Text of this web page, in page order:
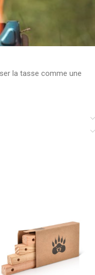
la tasse comme une